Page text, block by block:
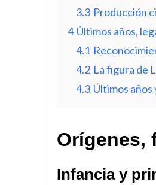
3.3 Producción
4 Últimos años,
4.1
4.2 La figura de
4.3 Últimos
Orígenes,
Infancia y